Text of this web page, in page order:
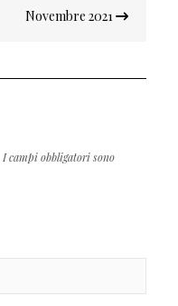
Novembre 2021
I campi obbligatori sono